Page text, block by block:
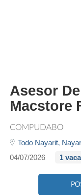
Asesor
Macstore
COMPUDABO
Todo Nayarit,
04/07/2026
1